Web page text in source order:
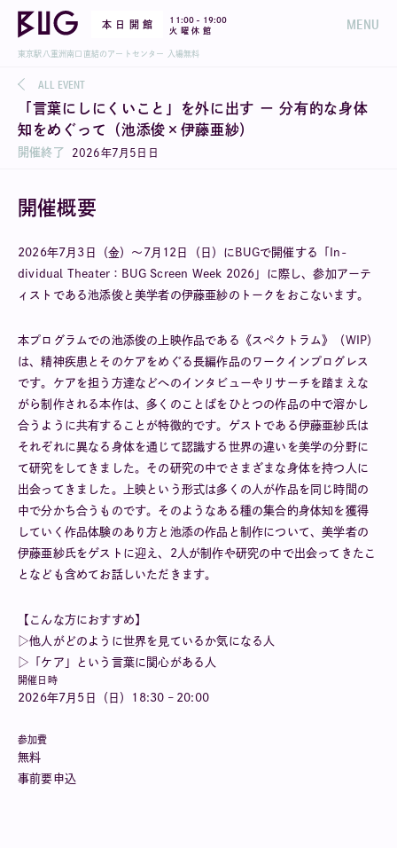
本 日 開 館 11:00 - 19:00
火 曜 休 館
MENU
東京駅八重洲南口直結のアートセンター 入場無料
ALL EVENT
「言葉にしにくいこと」を外に出す ー 分有的な身体
知をめぐって（池添俊×伊藤亜紗）
開催終了 2026年7 月 5 日 日
開催概要
2026年7月3日（金）〜7月12日（日）にBUGで開催する「In-
dividual Theater：BUG Screen Week 2026」に際し、参加アーテ
ィストである池添俊と美学者の伊藤亜紗のトークをおこないます。
本プログラムでの池添俊の上映作品である《スペクトラム》（WIP）
は、精神疾患とそのケアをめぐる長編作品のワークインプログレス
です。ケアを担う方達などへのインタビューやリサーチを踏まえな
がら制作される本作は、多くのことばをひとつの作品の中で溶かし
合うように共有することが特徴的です。ゲストである伊藤亜紗氏は
それぞれに異なる身体を通じて認識する世界の違いを美学の分野に
て研究をしてきました。その研究の中でさまざまな身体を持つ人に
出会ってきました。上映という形式は多くの人が作品を同じ時間の
中で分かち合うものです。そのようなある種の集合的身体知を獲得
していく作品体験のあり方と池添の作品と制作について、美学者の
伊藤亜紗氏をゲストに迎え、2人が制作や研究の中で出会ってきたこ
となども含めてお話しいただきます。
【こんな方におすすめ】
▷他人がどのように世界を見ているか気になる人
▷「ケア」という言葉に関心がある人
開催日時
2026年7月5日（日）18:30 – 20:00
参加費
無料
事前要申込